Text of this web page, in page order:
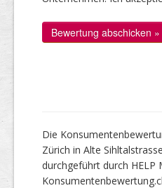
Die
Zürich in Alte
durchgeführt durch HELP